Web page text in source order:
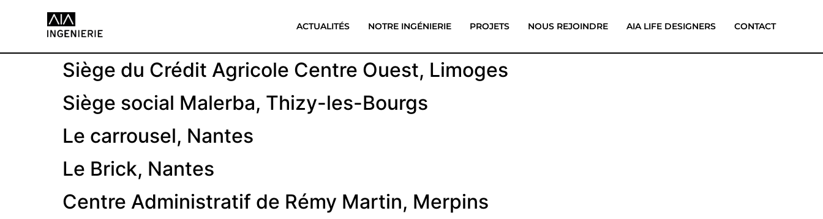
ACTUALITÉS NOTRE INGÉNIERIE PROJETS NOUS REJOINDRE AIA LIFE DESIGNERS CONTACT
Siège du Crédit Agricole Centre Ouest, Limoges
Siège social Malerba, Thizy-les-Bourgs
Le carrousel, Nantes
Le Brick, Nantes
Centre Administratif de Rémy Martin, Merpins